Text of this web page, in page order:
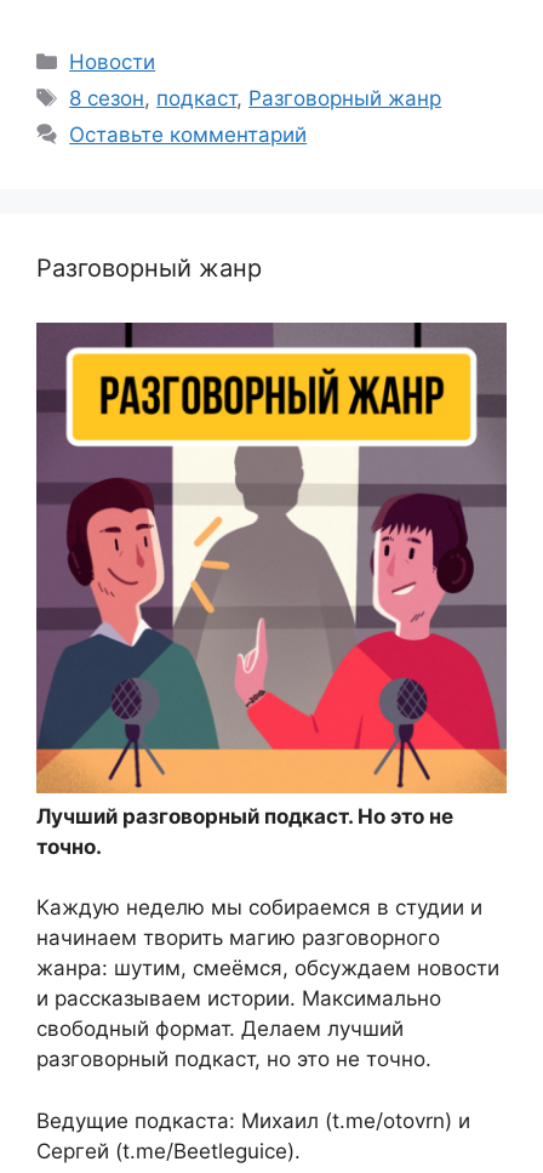
Рубрики
Новости
Метки
8 сезон, подкаст, Разговорный жанр
Оставьте комментарий
Разговорный жанр
Лучший разговорный подкаст. Но это не
точно.
Каждую неделю мы собираемся в студии и
начинаем творить магию разговорного
жанра: шутим, смеёмся, обсуждаем новости
и рассказываем истории. Максимально
свободный формат. Делаем лучший
разговорный подкаст, но это не точно.
Ведущие подкаста: Михаил (t.me/otovrn) и
Сергей (t.me/Beetleguice).